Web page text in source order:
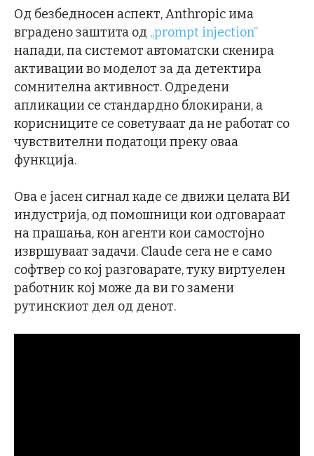
Од безбедносен аспект, Anthropic има
вградено заштита од „prompt injection”
напади, па системот автоматски скенира
активации во моделот за да детектира
сомнителна активност. Одредени
апликации се стандардно блокирани, а
корисниците се советуваат да не работат со
чувствителни податоци преку оваа
функција.
Ова е јасен сигнал каде се движи целата ВИ
индустрија, од помошници кои одговараат
на прашања, кон агенти кои самостојно
извршуваат задачи. Claude сега не е само
софтвер со кој разговарате, туку виртуелен
работник кој може да ви го замени
рутинскиот дел од денот.